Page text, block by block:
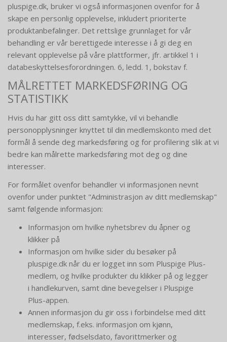
pluspige.dk, bruker vi også informasjonen ovenfor for å
skape en personlig opplevelse, inkludert prioriterte
produktanbefalinger. Det rettslige grunnlaget for vår
behandling er vår berettigede interesse i å gi deg en
relevant opplevelse på våre plattformer, jfr. artikkel 1 i
databeskyttelsesforordningen. 6, ledd. 1, bokstav f.
MÅLRETTET MARKEDSFØRING OG
STATISTIKK
Hvis du har gitt oss ditt samtykke, vil vi behandle
personopplysninger knyttet til din medlemskonto med det
formål å sende deg markedsføring og for profilering slik at vi
bedre kan målrette markedsføring mot deg og dine
interesser.
For formålet ovenfor behandler vi informasjonen nevnt
ovenfor under punktet "Administrasjon av ditt medlemskap"
samt følgende informasjon:
Informasjon om hvilke nyhetsbrev du åpner og
klikker på
Informasjon om hvilke sider du besøker på
pluspige.dk når du er logget inn som Pluspige Plus-
medlem, og hvilke produkter du klikker på og legger
i handlekurven, samt dine bevegelser i Pluspige
Plus-appen.
Annen informasjon du gir oss i forbindelse med ditt
medlemskap, f.eks. informasjon om kjønn,
interesser, fødselsdato, favorittmerker og